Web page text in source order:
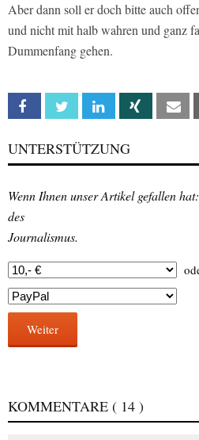
Aber dann soll er doch bitte auch
und nicht mit halb wahren und ganz
Dummenfang gehen.
Facebook Twitter Linkedin Xing
UNTERSTÜTZUNG
Wenn Ihnen unser Artikel gefallen
des
Journalismus.
Weiter
KOMMENTARE ( 14 )